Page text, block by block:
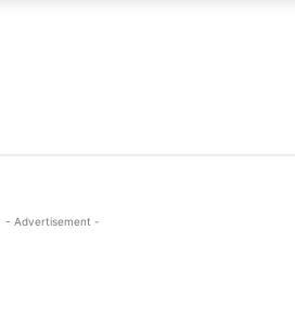
- Advertisement -